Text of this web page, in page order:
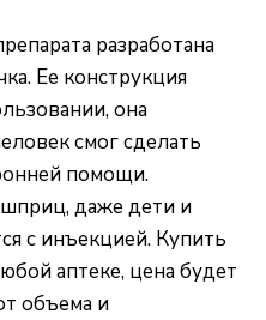
разработана
Ее конструкция
она
смог сделать
помощи.
даже дети и
с инъекцией. Купить
аптеке, цена будет
объема и